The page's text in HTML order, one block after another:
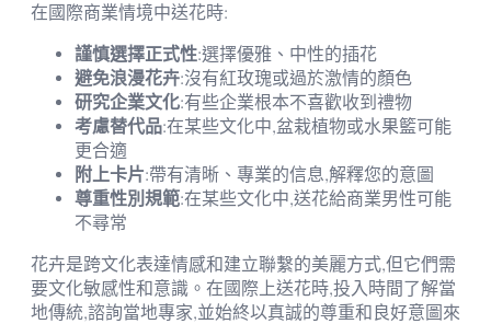
在國際商業情境中送花時:
謹慎選擇正式性:選擇優雅、中性的插花
避免浪漫花卉:沒有紅玫瑰或過於激情的顏色
研究企業文化:有些企業根本不喜歡收到禮物
考慮替代品:在某些文化中,盆栽植物或水果籃可能
更合適
附上卡片:帶有清晰、專業的信息,解釋您的意圖
尊重性別規範:在某些文化中,送花給商業男性可能
不尋常
花卉是跨文化表達情感和建立聯繫的美麗方式,但它們需
要文化敏感性和意識。在國際上送花時,投入時間了解當
地傳統,諮詢當地專家,並始終以真誠的尊重和良好意圖來